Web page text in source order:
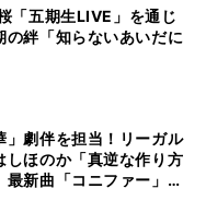
「五期生LIVE」を通じ
の絆「知らないあいだに
」劇伴を担当！リーガル
しほのか「真逆な作り方
最新曲「コニファー」制